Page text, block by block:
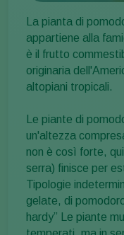
La pianta di
appartiene alla
è il frutto
originaria
altopiani tropicali.
Le piante di
un'altezza
non è così forte,
serra) finisce per
Tipologie
gelate, di
hardy” Le piante